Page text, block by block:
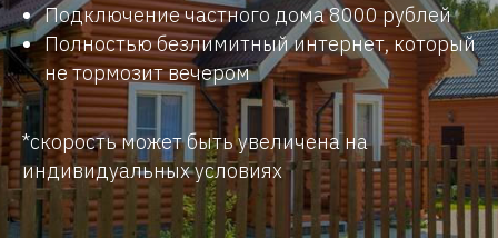
Подключение частного дома 8000 рублей
Полностью безлимитный интернет, который
не тормозит вечером
*скорость может быть увеличена на
индивидуальных условиях